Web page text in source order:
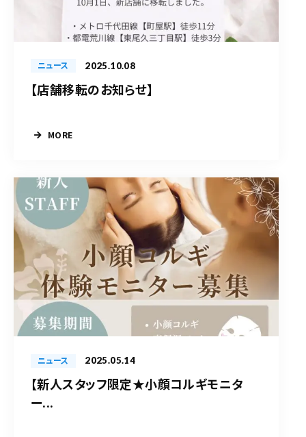
ニュース 2025.10.08
【店舗移転のお知らせ】
MORE
ニュース 2025.05.14
【新人スタッフ限定★小顔コルギモニタ
ー...